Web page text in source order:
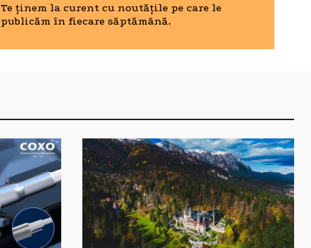
Te ținem la curent cu noutățile pe care le
publicăm în fiecare săptămână.